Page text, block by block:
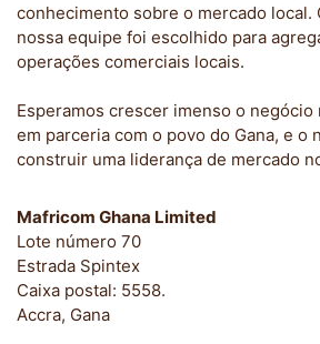
conhecimento sobre o mercado local.
nossa equipe foi escolhido para
operações comerciais locais.
Esperamos crescer imenso o negócio
em parceria com o povo do Gana, e o
construir uma liderança de mercado
Mafricom Ghana Limited
Lote número 70
Estrada Spintex
Caixa postal: 5558.
Accra, Gana